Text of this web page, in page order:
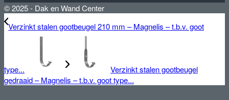
© 2025 - Dak en Wand Center
Verzinkt stalen gootbeugel 210 mm – Magnelis – t.b.v. goot
type...
Verzinkt stalen gootbeugel
gedraaid – Magnelis – t.b.v. goot type...